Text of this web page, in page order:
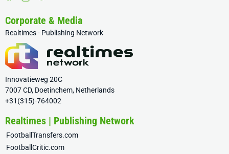
Corporate & Media
Realtimes - Publishing Network
Innovatieweg 20C
7007 CD, Doetinchem, Netherlands
+31(315)-764002
Realtimes | Publishing Network
FootballTransfers.com
FootballCritic.com